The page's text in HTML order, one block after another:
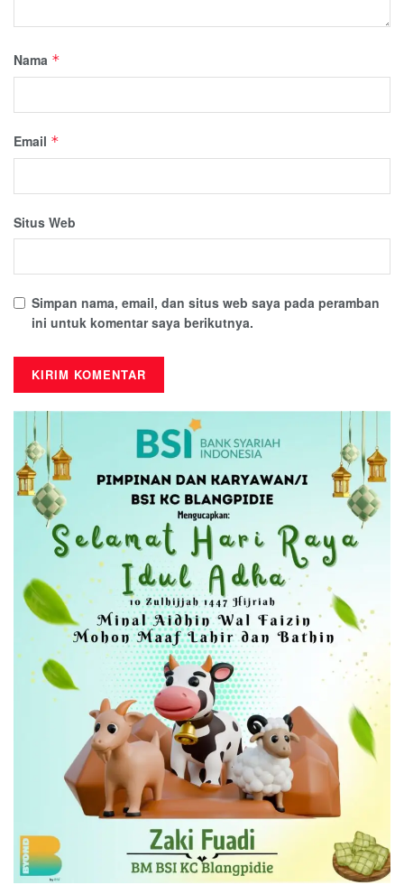
Nama *
Email *
Situs Web
Simpan nama, email, dan situs web saya pada peramban
ini untuk komentar saya berikutnya.